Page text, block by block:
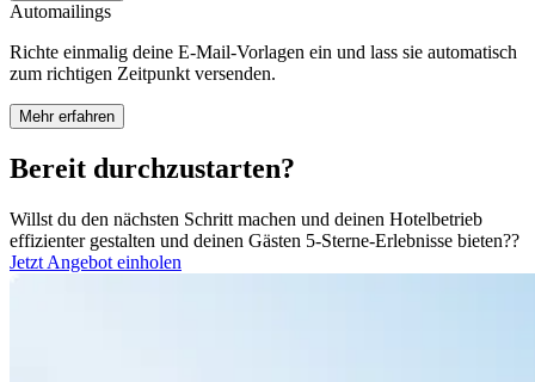
Automailings
Richte einmalig deine E-Mail-Vorlagen ein und lass sie automatisch
zum richtigen Zeitpunkt versenden.
Mehr erfahren
Bereit durchzustarten?
Willst du den nächsten Schritt machen und deinen Hotelbetrieb
effizienter gestalten und deinen Gästen 5-Sterne-Erlebnisse bieten??
Jetzt Angebot einholen